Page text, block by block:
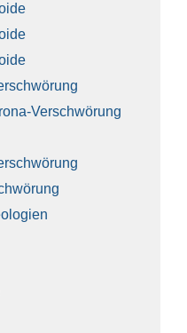
Ver­schwö­rung